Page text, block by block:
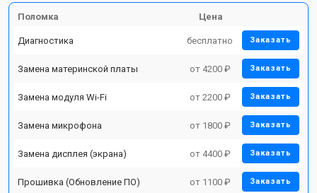
Поломка Цена
Диагностика бесплатно Заказать
Замена материнской платы от 4200 ₽ Заказать
Замена модуля Wi-Fi от 2200 ₽ Заказать
Замена микрофона от 1800 ₽ Заказать
Замена дисплея (экрана) от 4400 ₽ Заказать
Прошивка (Обновление ПО) от 1100 ₽ Заказать